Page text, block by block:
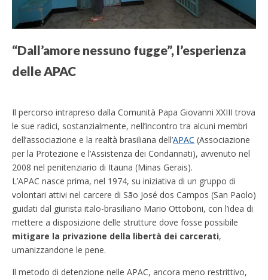
“Dall’amore nessuno fugge”, l’esperienza
delle APAC
Il percorso intrapreso dalla Comunità Papa Giovanni XXIII trova
le sue radici, sostanzialmente, nell’incontro tra alcuni membri
dell’associazione e la realtà brasiliana dell’APAC (Associazione
per la Protezione e l’Assistenza dei Condannati), avvenuto nel
2008 nel penitenziario di Itauna (Minas Gerais).
L’APAC nasce prima, nel 1974, su iniziativa di un gruppo di
volontari attivi nel carcere di São José dos Campos (San Paolo)
guidati dal giurista italo-brasiliano Mario Ottoboni, con l’idea di
mettere a disposizione delle strutture dove fosse possibile
mitigare la privazione della libertà dei carcerati,
umanizzandone le pene.
Il metodo di detenzione nelle APAC, ancora meno restrittivo,